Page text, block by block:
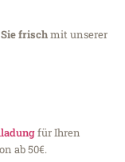
frischmit unserer
für Ihren
ab 50€.